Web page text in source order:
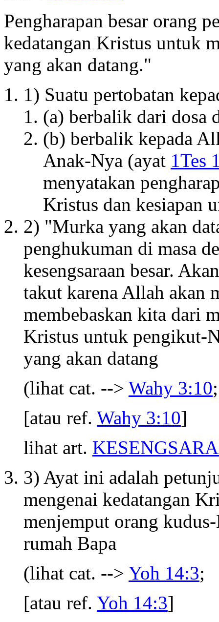
Pengharapan besar orang
kedatangan Kristus untuk
yang akan datang."
1) Suatu pertobatan
(a) berbalik dari dosa
(b) berbalik kepada
Anak-Nya (ayat 1Tes
menyatakan
Kristus dan kesiapan
2) "Murka yang akan
penghukuman di masa
kesengsaraan besar.
takut karena Allah akan
membebaskan kita dari
Kristus untuk pengikut-
yang akan datang
(lihat cat. --> Wahy 3:10;
[atau ref. Wahy 3:10]
lihat art.
3) Ayat ini adalah
mengenai kedatangan
menjemput orang
rumah Bapa
(lihat cat. --> Yoh 14:3;
[atau ref. Yoh 14:3]